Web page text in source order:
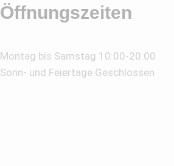
Öffnungszeiten
Montag bis Samstag 10:00-20:00
Sonn- und Feiertage Geschlossen